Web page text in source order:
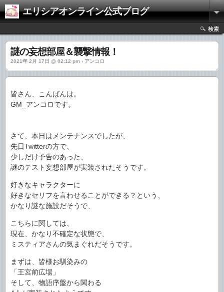
エリシアオンライン公式ブログ
検索
謎の妄想部屋＆襲撃情報！
2021年 2月 17日 @ 02:12 pm › アンコロ
皆さん、こんばんは。
GM_アンコロです。
さて、本日はメンテナンスでしたが、
先日Twitterの方で、
少しだけ予告のあった、
謎のテスト妄想部屋が実装されたそうです。
好きなキャラクターに
好きなセリフを言わせることができる？という、
かなり謎な施設だそうで、
こちらに関しては、
現在、かなり不確定な状態で、
ミスティアさんの気まぐれだそうです。
まずは、皆様お馴染みの
「王宮前広場」
そして、物語序盤から関わる